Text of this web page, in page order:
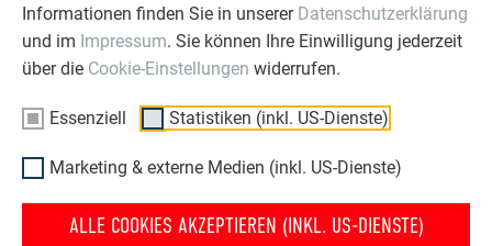
Informationen finden Sie in unserer Datenschutzerklärung
und im Impressum. Sie können Ihre Einwilligung jederzeit
über die Cookie-Einstellungen widerrufen.
Essenziell Statistiken (inkl. US-Dienste)
Marketing & externe Medien (inkl. US-Dienste)
ALLE COOKIES AKZEPTIEREN (INKL. US-DIENSTE)